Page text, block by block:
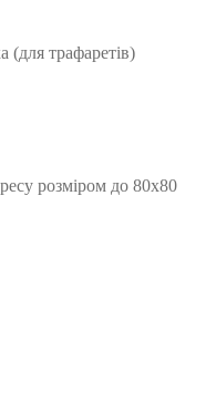
(для трафаретів)
розміром до 80х80